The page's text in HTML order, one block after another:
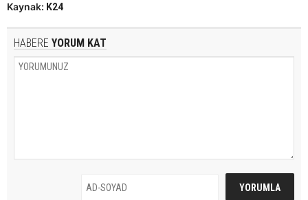
Kaynak: K24
HABERE YORUM KAT